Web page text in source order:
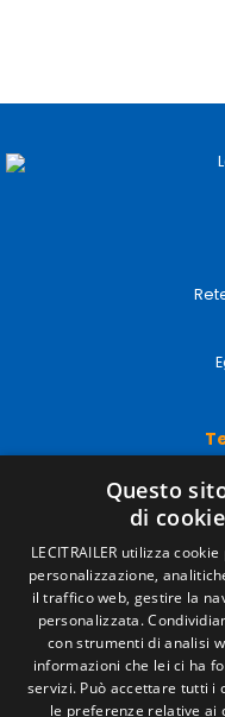
Camino de
50620 -
Questo
di
LECITRAILER utilizza
personalizzazione,
il traffico web, gestire la
personalizzata.
con strumenti di analisi
informazioni che lei ci ha
servizi. Può accettare tutti i
le preferenze relative ai